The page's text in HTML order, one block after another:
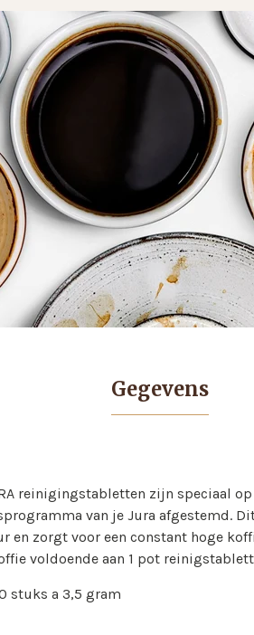
Gegevens
reinigingstabletten zijn speciaal
van je Jura afgestemd.
en zorgt voor een constant hoge
voldoende aan 1 pot
stuks a 3,5 gram